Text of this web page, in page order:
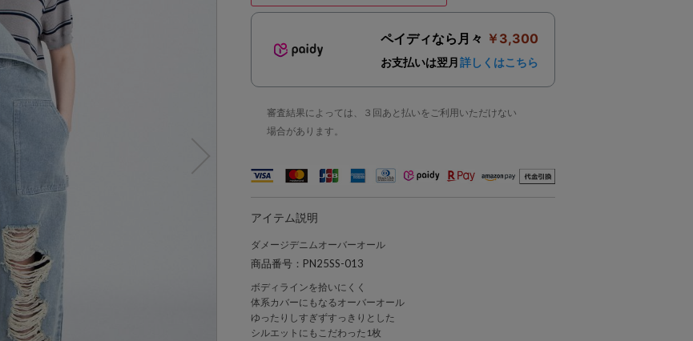
ペイディなら月々 ￥3,300
お支払いは翌月 詳しくはこちら
審査結果によっては、３回あと払いをご利用いただけない
場合があります。
アイテム説明
ダメージデニムオーバーオール
商品番号：PN25SS-013
ボディラインを拾いにくく
体系カバーにもなるオーバーオール
ゆったりしすぎずすっきりとした
シルエットにもこだわった1枚